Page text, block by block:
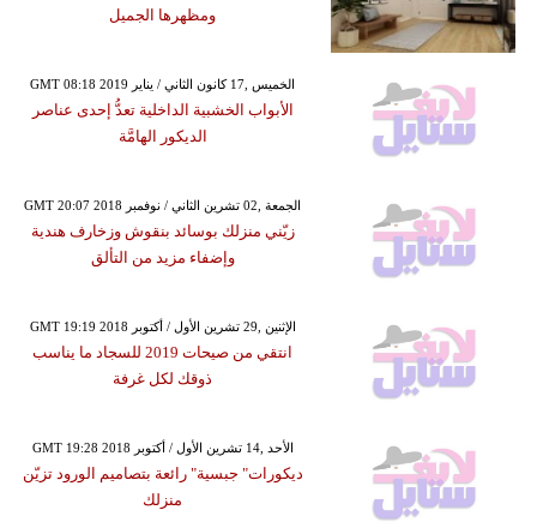
ومظهرها الجميل
GMT 08:18 2019 الخميس ,17 كانون الثاني / يناير
الأبواب الخشبية الداخلية تعدُّ إحدى عناصر
الديكور الهامَّة
GMT 20:07 2018 الجمعة ,02 تشرين الثاني / نوفمبر
زيّني منزلك بوسائد بنقوش وزخارف هندية
وإضفاء مزيد من التألق
GMT 19:19 2018 الإثنين ,29 تشرين الأول / أكتوبر
انتقي من صيحات 2019 للسجاد ما يناسب
ذوقك لكل غرفة
GMT 19:28 2018 الأحد ,14 تشرين الأول / أكتوبر
ديكورات" جبسية" رائعة بتصاميم الورود تزيّن
منزلك